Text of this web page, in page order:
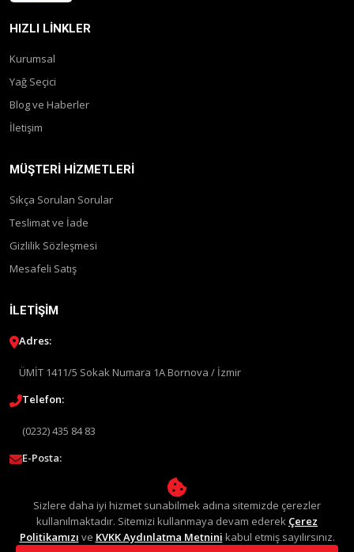
HIZLI LINKLER
Kurumsal
Yağ Seçici
Blog ve Haberler
İletişim
MÜŞTERI HIZMETLERI
Sıkça Sorulan Sorular
Teslimat ve İade
Gizlilik Sözleşmesi
Mesafeli Satış
İLETIŞIM
Adres:
ÜMİT 1411/5 Sokak Numara 1A Bornova / İzmir
Telefon:
(0232) 435 84 83
E-Posta:
Sizlere daha iyi hizmet sunabilmek adına sitemizde çerezler
kullanılmaktadır. Sitemizi kullanmaya devam ederek Çerez
Politikamızı ve KVKK Aydınlatma Metnini kabul etmiş sayılırsınız.